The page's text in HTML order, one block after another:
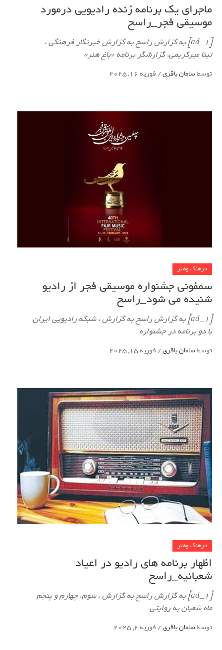
ماجرای یک برنامه زنده رادیویی درمورد
موسیقی فجر_راسخ
[ad_1] به گزارش راسخ به گزارش خبرنگار فرهنگی ،
تینا میرکریمی، گزارشگر برنامه «باغ هنر»
توسطسامان باقری/ فوریه 16, 2025
فرهنگ وهنر
سمفونی جشنواره موسیقی فجر از رادیو
شنیده می شود_راسخ
[ad_1] به گزارش راسخ به گزارش ، شبکه رادیویی ایران
با دو برنامه در جشنواره
توسطسامان باقری/ فوریه 15, 2025
فرهنگ وهنر
اظهار برنامه های رادیو در اعیاد
شعبانیه_راسخ
[ad_1] به گزارش راسخ به گزارش ، سوم، چهارم و پنجم
ماه شعبان به روایتی
توسطسامان باقری/ فوریه 2, 2025